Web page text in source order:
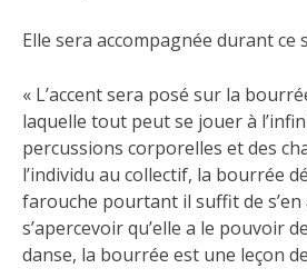
Elle sera accompagnée durant
« L’accent sera posé sur la
laquelle tout peut se jouer à
percussions corporelles et des
l’individu au collectif, la bourrée
farouche pourtant il suffit de
s’apercevoir qu’elle a le pouvoir
danse, la bourrée est une leçon